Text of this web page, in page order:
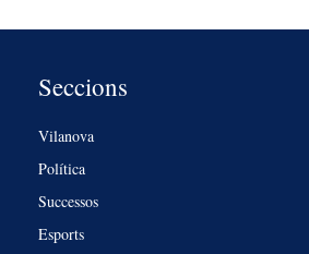
Seccions
Vilanova
Política
Successos
Esports